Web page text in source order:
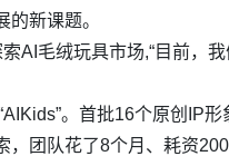
新课题。
AI毛绒玩具市场,“目前，
。首批16个原创IP
团队花了8个月、耗资